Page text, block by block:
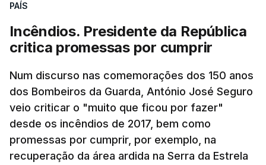
PAÍS
Incêndios. Presidente da República
critica promessas por cumprir
Num discurso nas comemorações dos 150 anos
dos Bombeiros da Guarda, António José Seguro
veio criticar o "muito que ficou por fazer"
desde os incêndios de 2017, bem como
promessas por cumprir, por exemplo, na
recuperação da área ardida na Serra da Estrela